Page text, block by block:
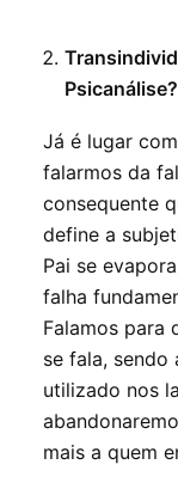
Psicanálise?
Já é lugar
falarmos da
consequente
define a
Pai se
falha
Falamos para
se fala, sendo
utilizado nos
mais a quem